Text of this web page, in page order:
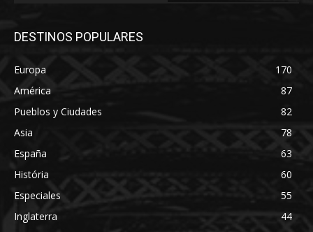
DESTINOS POPULARES
Europa
170
América
87
Pueblos y Ciudades
82
Asia
78
España
63
História
60
Especiales
55
Inglaterra
44